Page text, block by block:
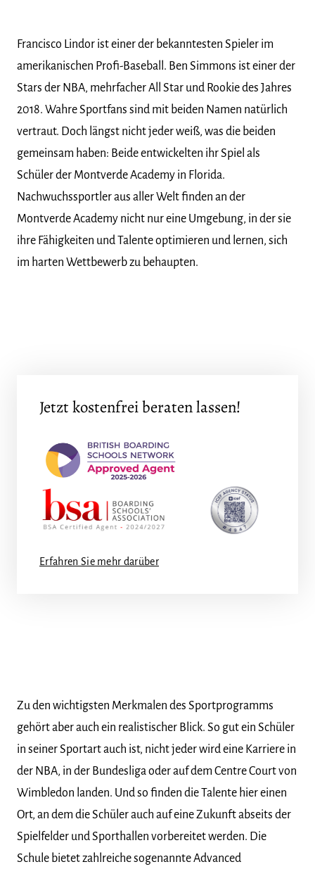
Francisco Lindor ist einer der bekanntesten Spieler im
amerikanischen Profi-Baseball. Ben Simmons ist einer der
Stars der NBA, mehrfacher All Star und Rookie des Jahres
2018. Wahre Sportfans sind mit beiden Namen natürlich
vertraut. Doch längst nicht jeder weiß, was die beiden
gemeinsam haben: Beide entwickelten ihr Spiel als
Schüler der Montverde Academy in Florida.
Nachwuchssportler aus aller Welt finden an der
Montverde Academy nicht nur eine Umgebung, in der sie
ihre Fähigkeiten und Talente optimieren und lernen, sich
im harten Wettbewerb zu behaupten.
Jetzt kostenfrei beraten lassen!
Erfahren Sie mehr darüber
Zu den wichtigsten Merkmalen des Sportprogramms
gehört aber auch ein realistischer Blick. So gut ein Schüler
in seiner Sportart auch ist, nicht jeder wird eine Karriere in
der NBA, in der Bundesliga oder auf dem Centre Court von
Wimbledon landen. Und so finden die Talente hier einen
Ort, an dem die Schüler auch auf eine Zukunft abseits der
Spielfelder und Sporthallen vorbereitet werden. Die
Schule bietet zahlreiche sogenannte Advanced